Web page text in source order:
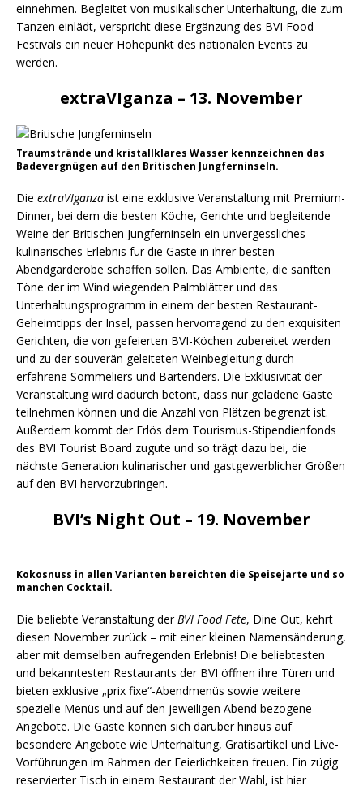
einnehmen. Begleitet von musikalischer Unterhaltung, die zum
Tanzen einlädt, verspricht diese Ergänzung des BVI Food
Festivals ein neuer Höhepunkt des nationalen Events zu
werden.
extraVIganza – 13. November
Traumstrände und kristallklares Wasser kennzeichnen das
Badevergnügen auf den Britischen Jungferninseln.
Die extraVIganza ist eine exklusive Veranstaltung mit Premium-
Dinner, bei dem die besten Köche, Gerichte und begleitende
Weine der Britischen Jungferninseln ein unvergessliches
kulinarisches Erlebnis für die Gäste in ihrer besten
Abendgarderobe schaffen sollen. Das Ambiente, die sanften
Töne der im Wind wiegenden Palmblätter und das
Unterhaltungsprogramm in einem der besten Restaurant-
Geheimtipps der Insel, passen hervorragend zu den exquisiten
Gerichten, die von gefeierten BVI-Köchen zubereitet werden
und zu der souverän geleiteten Weinbegleitung durch
erfahrene Sommeliers und Bartenders. Die Exklusivität der
Veranstaltung wird dadurch betont, dass nur geladene Gäste
teilnehmen können und die Anzahl von Plätzen begrenzt ist.
Außerdem kommt der Erlös dem Tourismus-Stipendienfonds
des BVI Tourist Board zugute und so trägt dazu bei, die
nächste Generation kulinarischer und gastgewerblicher Größen
auf den BVI hervorzubringen.
BVI’s Night Out – 19. November
Kokosnuss in allen Varianten bereichten die Speisejarte und so
manchen Cocktail.
Die beliebte Veranstaltung derBVI Food Fete, Dine Out, kehrt
diesen November zurück – mit einer kleinen Namensänderung,
aber mit demselben aufregenden Erlebnis! Die beliebtesten
und bekanntesten Restaurants der BVI öffnen ihre Türen und
bieten exklusive „prix fixe“-Abendmenüs sowie weitere
spezielle Menüs und auf den jeweiligen Abend bezogene
Angebote. Die Gäste können sich darüber hinaus auf
besondere Angebote wie Unterhaltung, Gratisartikel und Live-
Vorführungen im Rahmen der Feierlichkeiten freuen. Ein zügig
reservierter Tisch in einem Restaurant der Wahl, ist hier